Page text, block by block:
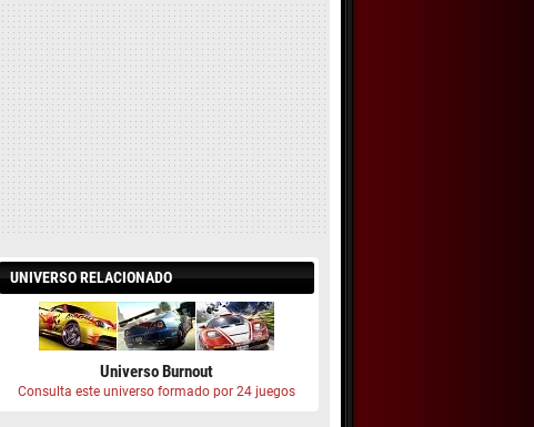
UNIVERSO RELACIONADO
Universo Burnout
Consulta este universo formado por 24 juegos